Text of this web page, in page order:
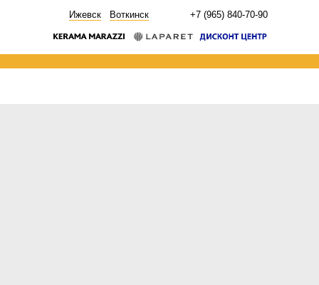
+7 (965) 840-70-90
Ижевск Воткинск